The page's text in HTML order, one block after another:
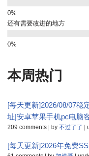
还有需要改进的地方
本周热门
[每天更新]2026/08/07稳
址|安卓苹果手机pc电脑
209 comments | by 不过了了 |
[每天更新]2026年免费